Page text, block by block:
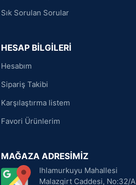
Sık Sorulan Sorular
HESAP BİLGİLERİ
Hesabım
Sipariş Takibi
Karşılaştırma listem
Favori Ürünlerim
MAĞAZA ADRESİMİZ
Ihlamurkuyu Mahallesi
Malazgirt Caddesi, No:32/A